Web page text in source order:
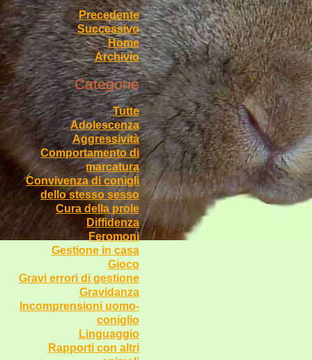
Precedente
Successivo
Home
Archivio
Categorie
Tutte
Adolescenza
Aggressività
Comportamento di
marcatura
Convivenza di conigli
dello stesso sesso
Cura della prole
Diffidenza
Feromoni
Gestione in casa
Gioco
Gravi errori di gestione
Gravidanza
Incomprensioni uomo-
coniglio
Linguaggio
Rapporti con altri